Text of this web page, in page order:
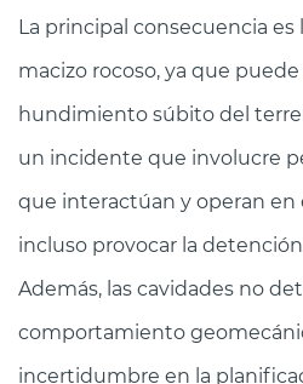
La principal consecuencia
macizo rocoso, ya que
hundimiento súbito del
un incidente que involucre
que interactúan y operan en
incluso provocar la
Además, las cavidades no
comportamiento
incertidumbre en la